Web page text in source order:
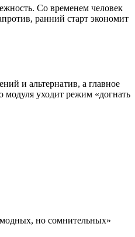
Со временем человек
ранний старт экономит
и альтернатив, а главное
модуля уходит режим «догнать
но сомнительных»